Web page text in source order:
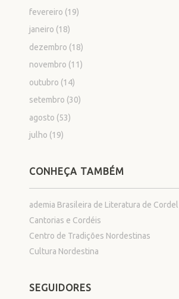
fevereiro (19)
janeiro (18)
dezembro (18)
novembro (11)
outubro (14)
setembro (30)
agosto (53)
julho (19)
CONHEÇA TAMBÉM
ademia Brasileira de Literatura de Cordel
Cantorias e Cordéis
Centro de Tradições Nordestinas
Cultura Nordestina
SEGUIDORES